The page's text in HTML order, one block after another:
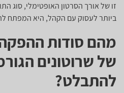
זו של אורך הסרטון האופטימלי, סוג
ביותר לעסוק עם הקהל, היא המפתח
מהם סודות ההפקה
של שרוטונים
להתבלט?